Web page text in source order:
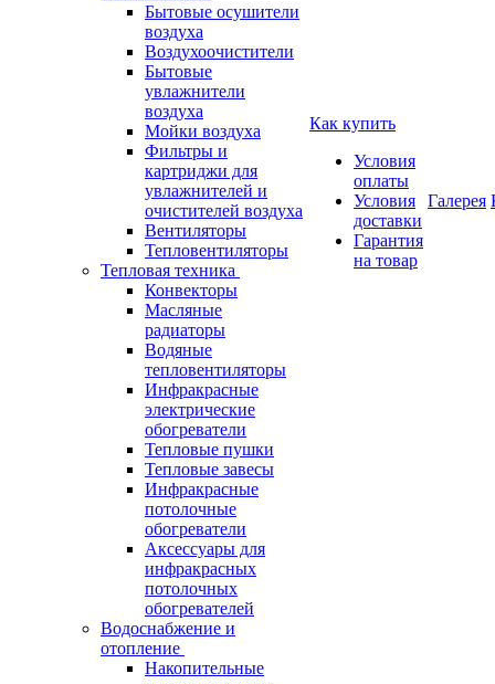
Бытовые осушители
воздуха
Воздухоочистители
Бытовые
увлажнители
воздуха
Мойки воздуха
Фильтры и
картриджи для
увлажнителей и
очистителей воздуха
Вентиляторы
Тепловентиляторы
Тепловая техника
Конвекторы
Масляные
радиаторы
Водяные
тепловентиляторы
Инфракрасные
электрические
обогреватели
Тепловые пушки
Тепловые завесы
Инфракрасные
потолочные
обогреватели
Аксессуары для
инфракрасных
потолочных
обогревателей
Водоснабжение и
отопление
Накопительные
Как купить
Условия
оплаты
Условия
доставки
Гарантия
на товар
Галерея